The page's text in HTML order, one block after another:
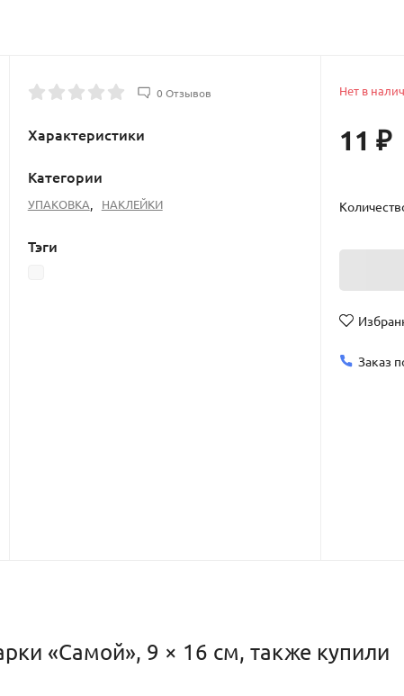
0 Отзывов
Характеристики
Категории
УПАКОВКА, НАКЛЕЙКИ
Тэги
Нет в
11 ₽
Заказ
«Самой», 9 × 16 см, также купили